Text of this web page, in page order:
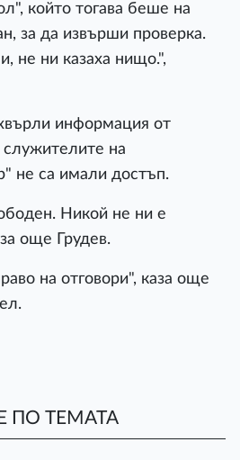
който тогава беше на
за да извърши проверка.
не ни казаха нищо.",
информация от
на
не са имали достъп.
Никой не ни е
още Грудев.
на отговори", каза още
ПО ТЕМАТА